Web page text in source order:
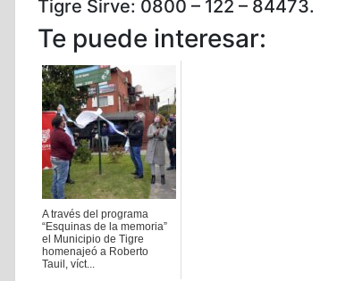
Tigre Sirve: 0800 – 122 – 84473.
Te puede interesar:
A través del programa
“Esquinas de la memoria”
el Municipio de Tigre
homenajeó a Roberto
Tauil, víct...